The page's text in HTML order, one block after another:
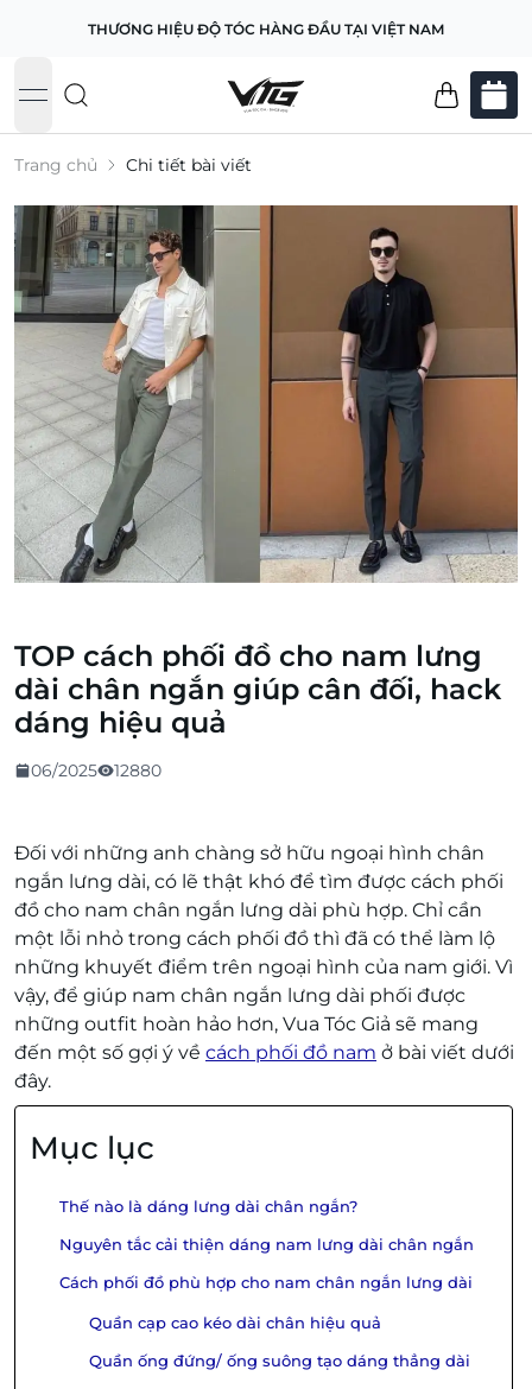
THƯƠNG HIỆU ĐỘ TÓC HÀNG ĐẦU TẠI VIỆT NAM
open navigation menu
Trang chủ Chi tiết bài viết
TOP cách phối đồ cho nam lưng
dài chân ngắn giúp cân đối, hack
dáng hiệu quả
06/2025 12880
Đối với những anh chàng sở hữu ngoại hình chân
ngắn lưng dài, có lẽ thật khó để tìm được cách phối
đồ cho nam chân ngắn lưng dài phù hợp. Chỉ cần
một lỗi nhỏ trong cách phối đồ thì đã có thể làm lộ
những khuyết điểm trên ngoại hình của nam giới. Vì
vậy, để giúp nam chân ngắn lưng dài phối được
những outfit hoàn hảo hơn, Vua Tóc Giả sẽ mang
đến một số gợi ý về cách phối đồ nam ở bài viết dưới
đây.
Mục lục
Thế nào là dáng lưng dài chân ngắn?
Nguyên tắc cải thiện dáng nam lưng dài chân ngắn
Cách phối đồ phù hợp cho nam chân ngắn lưng dài
Quần cạp cao kéo dài chân hiệu quả
Quần ống đứng/ ống suông tạo dáng thẳng dài